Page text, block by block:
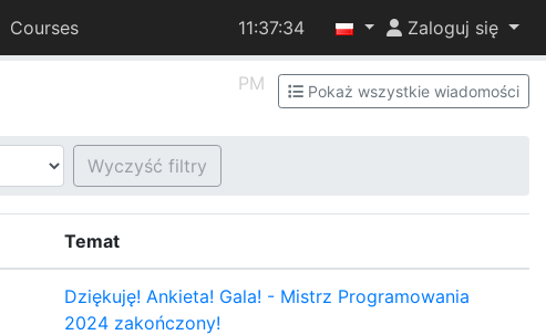
Courses 11:37:34
PM
Zaloguj się
Pokaż wszystkie wiadomości
Wyczyść filtry
Temat
Dziękuję! Ankieta! Gala! - Mistrz Programowania
2024 zakończony!